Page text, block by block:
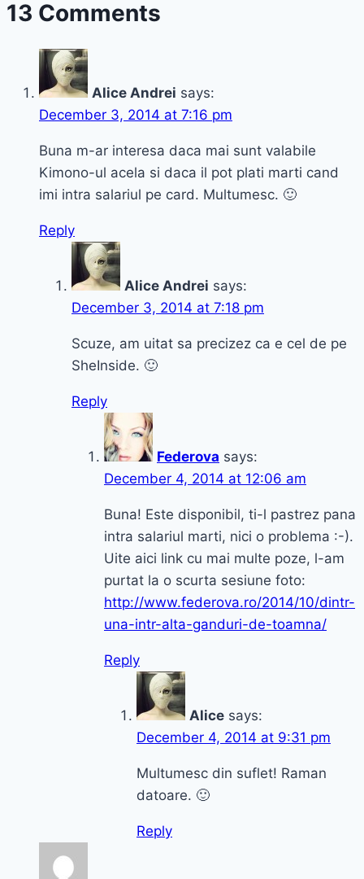
and
13 Comments
Alice Andrei says:
December 3, 2014 at 7:16 pm
Buna m-ar interesa daca mai sunt valabile
Kimono-ul acela si daca il pot plati marti cand
imi intra salariul pe card. Multumesc. 🙂
Reply
Alice Andrei says:
December 3, 2014 at 7:18 pm
Scuze, am uitat sa precizez ca e cel de pe
SheInside. 🙂
Reply
Federova says:
December 4, 2014 at 12:06 am
Buna! Este disponibil, ti-l pastrez pana
intra salariul marti, nici o problema :-).
Uite aici link cu mai multe poze, l-am
purtat la o scurta sesiune foto:
http://www.federova.ro/2014/10/dintr-
una-intr-alta-ganduri-de-toamna/
Reply
Alice says:
December 4, 2014 at 9:31 pm
Multumesc din suflet! Raman
datoare. 🙂
Reply